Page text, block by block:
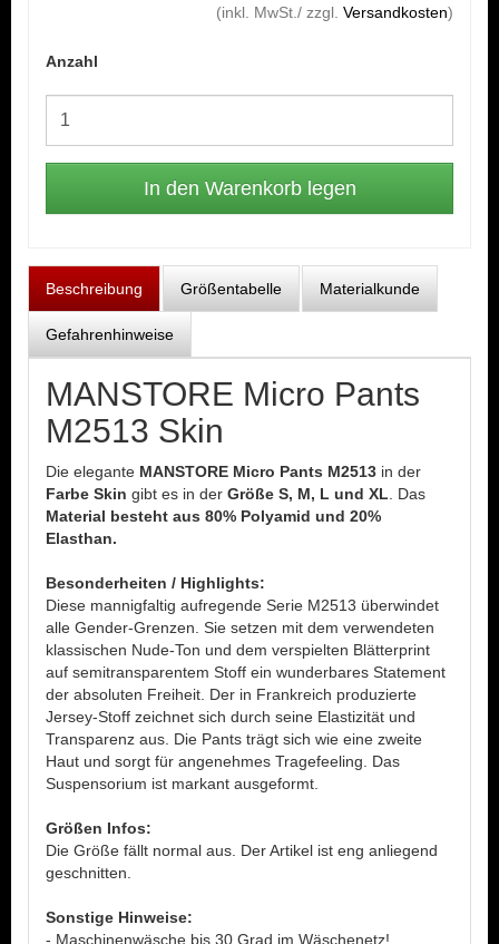
(inkl. MwSt./ zzgl. Versandkosten)
Anzahl
Beschreibung Größentabelle Materialkunde
Gefahrenhinweise
MANSTORE Micro Pants
M2513 Skin
Die elegante MANSTORE Micro Pants M2513 in der
Farbe Skin gibt es in der Größe S, M, L und XL . Das
Material besteht aus 80% Polyamid und 20%
Elasthan.
Besonderheiten / Highlights:
Diese mannigfaltig aufregende Serie M2513 überwindet
alle Gender-Grenzen. Sie setzen mit dem verwendeten
klassischen Nude-Ton und dem verspielten Blätterprint
auf semitransparentem Stoff ein wunderbares Statement
der absoluten Freiheit. Der in Frankreich produzierte
Jersey-Stoff zeichnet sich durch seine Elastizität und
Transparenz aus. Die Pants trägt sich wie eine zweite
Haut und sorgt für angenehmes Tragefeeling. Das
Suspensorium ist markant ausgeformt.
Größen Infos:
Die Größe fällt normal aus. Der Artikel ist eng anliegend
geschnitten.
Sonstige Hinweise:
- Maschinenwäsche bis 30 Grad im Wäschenetz!